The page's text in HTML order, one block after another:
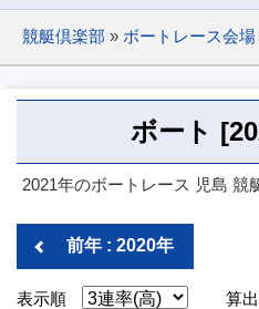
競艇倶楽部 » ボートレース会場
ボート
2021年のボートレース 児島 競
前年 : 2020年
表示順 算